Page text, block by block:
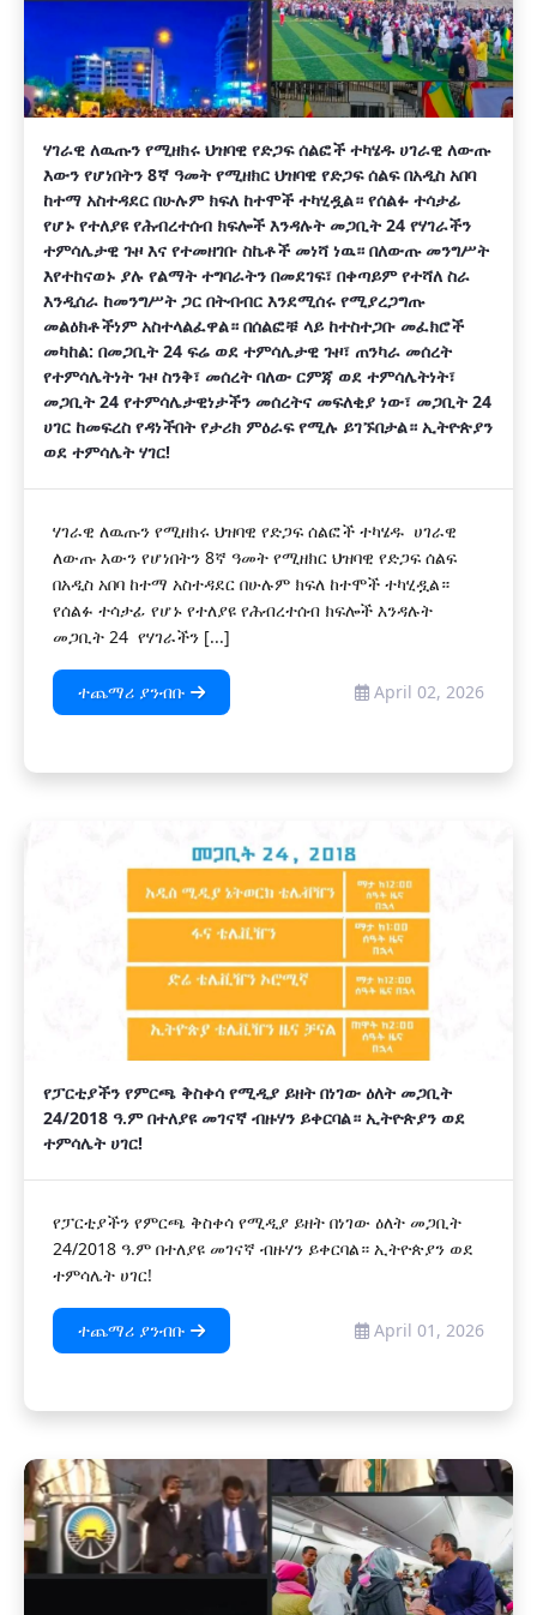
ሃገራዊ ለዉጡን የሚዘክሩ ህዝባዊ የድጋፍ ሰልፎች ተካሄዱ ሀገራዊ ለውጡ
እውን የሆነበትን 8ኛ ዓመት የሚዘክር ህዝባዊ የድጋፍ ሰልፍ በአዲስ አበባ
ከተማ አስተዳደር በሁሉም ክፍለ ከተሞች ተካሂዷል። የሰልፉ ተሳታፊ
የሆኑ የተለያዩ የሕብረተሰብ ክፍሎች እንዳሉት መጋቢት 24 የሃገራችን
ተምሳሌታዊ ጉዞ እና የተመዘገቡ ስኬቶች መነሻ ነዉ። በለውጡ መንግሥት
እየተከናወኑ ያሉ የልማት ተግባራትን በመደገፍ፣ በቀጣይም የተሻለ ስራ
እንዲሰራ ከመንግሥት ጋር በትብብር እንደሚሰሩ የሚያረጋግጡ
መልዕክቶችነም አስተላልፈዋል። በሰልፎቹ ላይ ከተስተጋቡ መፈክሮች
መካከል: በመጋቢት 24 ፍሬ ወደ ተምሳሌታዊ ጉዞ፣ ጠንካራ መሰረት
የተምሳሌትነት ጉዞ ስንቅ፣ መሰረት ባለው ርምጃ ወደ ተምሳሌትነት፣
መጋቢት 24 የተምሳሌታዊነታችን መሰረትና መፍለቂያ ነው፣ መጋቢት 24
ሀገር ከመፍረስ የዳነችበት የታሪክ ምዕራፍ የሚሉ ይገኙበታል። ኢትዮጵያን
ወደ ተምሳሌት ሃገር!
ሃገራዊ ለዉጡን የሚዘክሩ ህዝባዊ የድጋፍ ሰልፎች ተካሄዱ ሀገራዊ
ለውጡ እውን የሆነበትን 8ኛ ዓመት የሚዘክር ህዝባዊ የድጋፍ ሰልፍ
በአዲስ አበባ ከተማ አስተዳደር በሁሉም ክፍለ ከተሞች ተካሂዷል።
የሰልፉ ተሳታፊ የሆኑ የተለያዩ የሕብረተሰብ ክፍሎች እንዳሉት
መጋቢት 24 የሃገራችን [...]
ተጨማሪ ያንብቡ April 02, 2026
የፓርቲያችን የምርጫ ቅስቀሳ የሚዲያ ይዘት በነገው ዕለት መጋቢት
24/2018 ዓ.ም በተለያዩ መገናኛ ብዙሃን ይቀርባል። ኢትዮጵያን ወደ
ተምሳሌት ሀገር!
የፓርቲያችን የምርጫ ቅስቀሳ የሚዲያ ይዘት በነገው ዕለት መጋቢት
24/2018 ዓ.ም በተለያዩ መገናኛ ብዙሃን ይቀርባል። ኢትዮጵያን ወደ
ተምሳሌት ሀገር!
ተጨማሪ ያንብቡ April 01, 2026